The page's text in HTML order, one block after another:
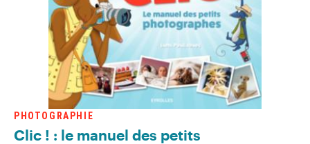
PHOTOGRAPHIE
Clic ! : le manuel des petits